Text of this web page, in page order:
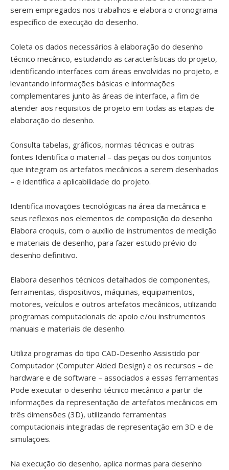
serem empregados nos trabalhos e elabora o cronograma
específico de execução do desenho.
Coleta os dados necessários à elaboração do desenho
técnico mecânico, estudando as características do projeto,
identificando interfaces com áreas envolvidas no projeto, e
levantando informações básicas e informações
complementares junto às áreas de interface, a fim de
atender aos requisitos de projeto em todas as etapas de
elaboração do desenho.
Consulta tabelas, gráficos, normas técnicas e outras
fontes Identifica o material – das peças ou dos conjuntos
que integram os artefatos mecânicos a serem desenhados
– e identifica a aplicabilidade do projeto.
Identifica inovações tecnológicas na área da mecânica e
seus reflexos nos elementos de composição do desenho
Elabora croquis, com o auxílio de instrumentos de medição
e materiais de desenho, para fazer estudo prévio do
desenho definitivo.
Elabora desenhos técnicos detalhados de componentes,
ferramentas, dispositivos, máquinas, equipamentos,
motores, veículos e outros artefatos mecânicos, utilizando
programas computacionais de apoio e/ou instrumentos
manuais e materiais de desenho.
Utiliza programas do tipo CAD-Desenho Assistido por
Computador (Computer Aided Design) e os recursos – de
hardware e de software – associados a essas ferramentas
Pode executar o desenho técnico mecânico a partir de
informações da representação de artefatos mecânicos em
três dimensões (3D), utilizando ferramentas
computacionais integradas de representação em 3D e de
simulações.
Na execução do desenho, aplica normas para desenho